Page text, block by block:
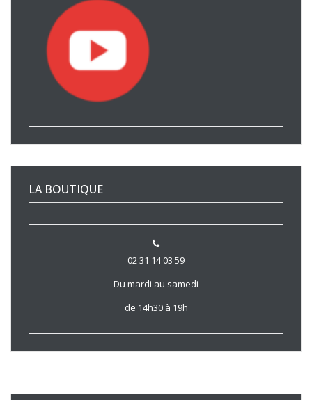
LA BOUTIQUE
02 31 14 03 59
Du mardi au samedi
de 14h30 à 19h